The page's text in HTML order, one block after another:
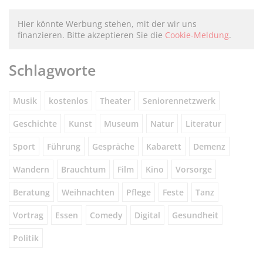
Hier könnte Werbung stehen, mit der wir uns
finanzieren. Bitte akzeptieren Sie die Cookie-Meldung.
Schlagworte
Musik kostenlos Theater Seniorennetzwerk
Geschichte Kunst Museum Natur Literatur
Sport Führung Gespräche Kabarett Demenz
Wandern Brauchtum Film Kino Vorsorge
Beratung Weihnachten Pflege Feste Tanz
Vortrag Essen Comedy Digital Gesundheit
Politik